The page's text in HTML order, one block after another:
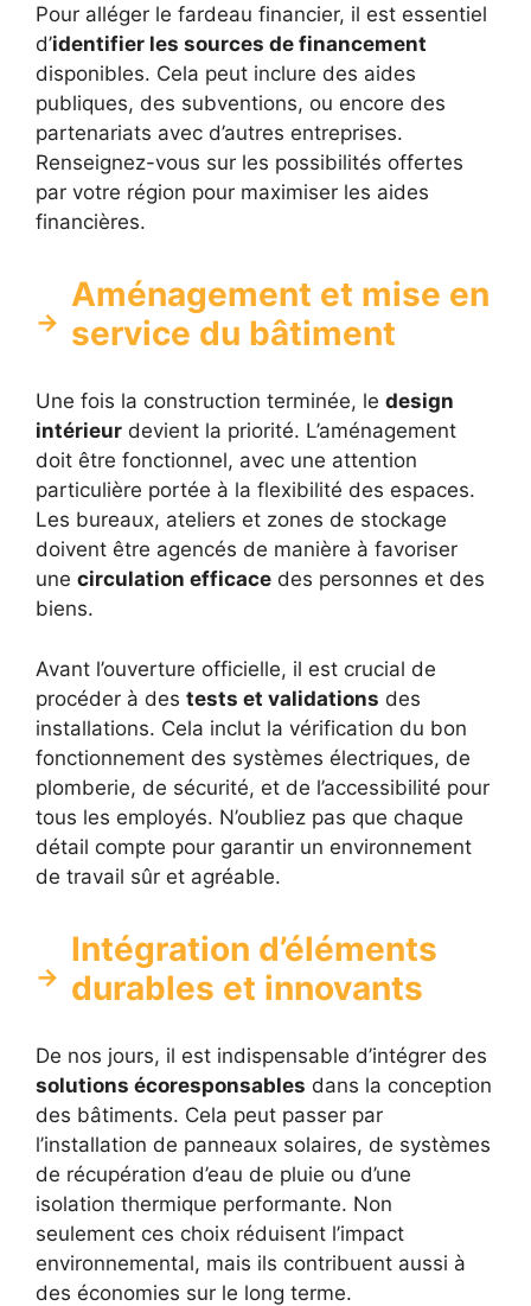
Pour alléger le fardeau financier, il est essentiel
d’identifier les sources de financement
disponibles. Cela peut inclure des aides
publiques, des subventions, ou encore des
partenariats avec d’autres entreprises.
Renseignez-vous sur les possibilités offertes
par votre région pour maximiser les aides
financières.
Aménagement et mise en
service du bâtiment
Une fois la construction terminée, le design
intérieur devient la priorité. L’aménagement
doit être fonctionnel, avec une attention
particulière portée à la flexibilité des espaces.
Les bureaux, ateliers et zones de stockage
doivent être agencés de manière à favoriser
une circulation efficace des personnes et des
biens.
Avant l’ouverture officielle, il est crucial de
procéder à des tests et validations des
installations. Cela inclut la vérification du bon
fonctionnement des systèmes électriques, de
plomberie, de sécurité, et de l’accessibilité pour
tous les employés. N’oubliez pas que chaque
détail compte pour garantir un environnement
de travail sûr et agréable.
Intégration d’éléments
durables et innovants
De nos jours, il est indispensable d’intégrer des
solutions écoresponsables dans la conception
des bâtiments. Cela peut passer par
l’installation de panneaux solaires, de systèmes
de récupération d’eau de pluie ou d’une
isolation thermique performante. Non
seulement ces choix réduisent l’impact
environnemental, mais ils contribuent aussi à
des économies sur le long terme.